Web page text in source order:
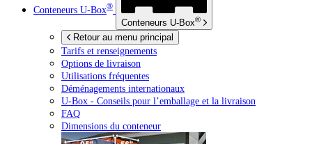
Conteneurs U-Box®
Conteneurs U-Box®
Retour au menu principal
Tarifs et renseignements
Options de livraison
Utilisations fréquentes
Déménagements internationaux
U-Box - Conseils pour l’emballage et la livraison
FAQ
Dimensions du conteneur